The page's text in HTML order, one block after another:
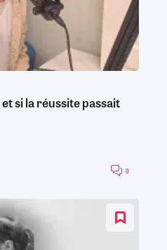
si la réussite passait
0